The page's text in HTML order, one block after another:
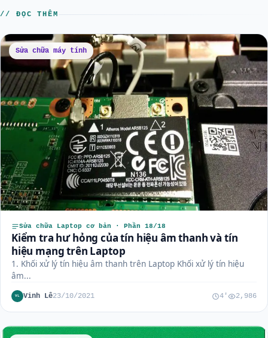
// ĐỌC THÊM
Sửa chữa máy tính
Sửa chữa Laptop cơ bản · Phần 18/18
Kiểm tra hư hỏng của tín hiệu âm thanh và tín
hiệu mạng trên Laptop
1. Khối xử lý tín hiệu âm thanh trên Laptop Khối xử lý tín hiệu
âm...
VL Vinh Lê23/10/2021 4' 2,986